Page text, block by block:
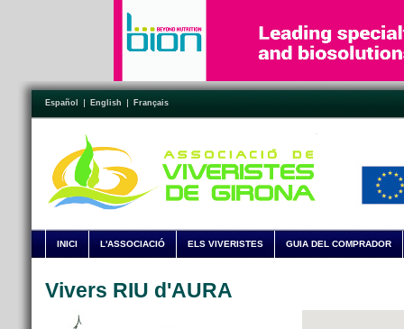
Español English Français
INICI L'ASSOCIACIÓ ELS VIVERISTES GUIA DEL COMPRADOR
Vivers RIU d'AURA